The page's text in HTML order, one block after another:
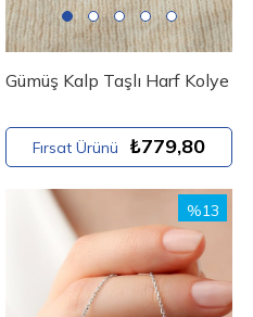
Gümüş Kalp Taşlı Harf Kolye
Fırsat Ürünü ₺779,80
%13